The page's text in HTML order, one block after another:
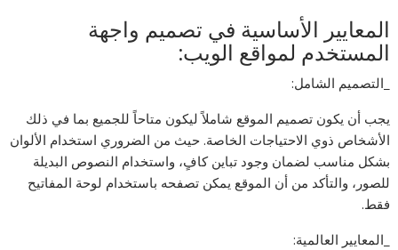
المعايير الأساسية في تصميم واجهة
المستخدم لمواقع الويب:
_التصميم الشامل:
يجب أن يكون تصميم الموقع شاملاً ليكون متاحاً للجميع بما في ذلك
الأشخاص ذوي الاحتياجات الخاصة. حيث من الضروري استخدام الألوان
بشكل مناسب لضمان وجود تباين كافٍ، واستخدام النصوص البديلة
للصور، والتأكد من أن الموقع يمكن تصفحه باستخدام لوحة المفاتيح
فقط.
_المعايير العالمية: